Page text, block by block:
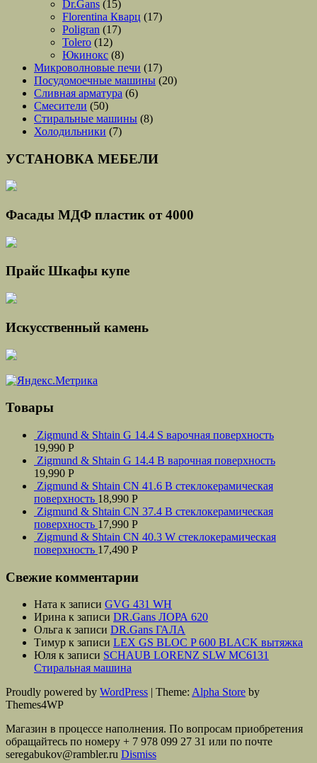
Dr.Gans (15)
Florentina Кварц (17)
Poligran (17)
Tolero (12)
Юкинокс (8)
Микроволновые печи (17)
Посудомоечные машины (20)
Сливная арматура (6)
Смесители (50)
Стиральные машины (8)
Холодильники (7)
УСТАНОВКА МЕБЕЛИ
Фасады МДФ пластик от 4000
Прайс Шкафы купе
Искусственный камень
Товары
Zigmund & Shtain G 14.4 S варочная поверхность
19,990 Р
Zigmund & Shtain G 14.4 B варочная поверхность
19,990 Р
Zigmund & Shtain CN 41.6 B стеклокерамическая
поверхность 18,990 Р
Zigmund & Shtain CN 37.4 B стеклокерамическая
поверхность 17,990 Р
Zigmund & Shtain CN 40.3 W стеклокерамическая
поверхность 17,490 Р
Свежие комментарии
Ната к записи GVG 431 WH
Ирина к записи DR.Gans ЛОРА 620
Ольга к записи DR.Gans ГАЛА
Тимур к записи LEX GS BLOC P 600 BLACK вытяжка
Юля к записи SCHAUB LORENZ SLW MС6131
Стиральная машина
Proudly powered by WordPress | Theme: Alpha Store by
Themes4WP
Магазин в процессе наполнения. По вопросам приобретения
обращайтесь по номеру + 7 978 099 27 31 или по почте
seregabukov@rambler.ru Dismiss